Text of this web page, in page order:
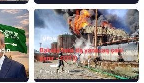
MEDİA
Bakıda hələ də yanacaq çəni
yanır – FOTO
9 Avq • 18:00